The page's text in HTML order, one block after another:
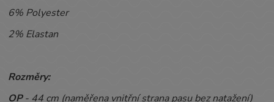
6% Polyester
2% Elastan
Rozměry:
OP- 44 cm (naměřena vnitřní strana pasu bez natažení)